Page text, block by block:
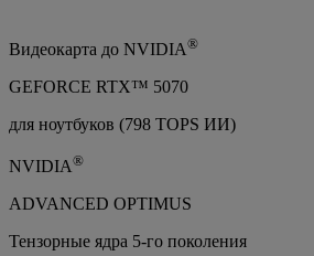
Видеокарта до NVIDIA®
GEFORCE RTX™ 5070
для ноутбуков (798 TOPS ИИ)
NVIDIA®
ADVANCED OPTIMUS
Тензорные ядра 5-го поколения